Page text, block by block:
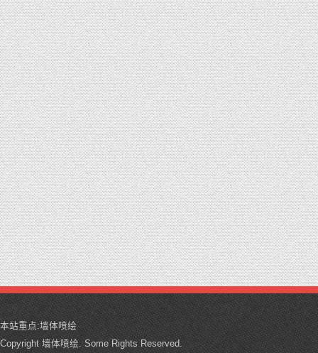
本站重点:墙体喷绘
Copyright 墙体喷绘. Some Rights Reserved.